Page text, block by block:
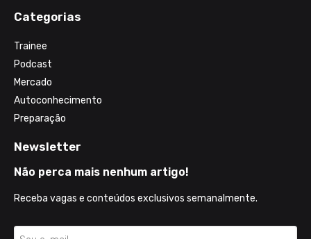
Categorias
Trainee
Podcast
Mercado
Autoconhecimento
Preparação
Newsletter
Não perca mais nenhum artigo!
Receba vagas e conteúdos exclusivos semanalmente.